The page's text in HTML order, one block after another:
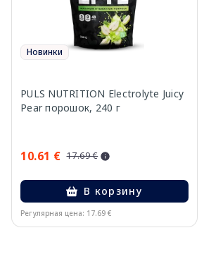
Новинки
PULS NUTRITION Electrolyte Juicy
Pear порошок, 240 г
10.61 € 17.69 €
В корзину
Регулярная цена: 17.69 €